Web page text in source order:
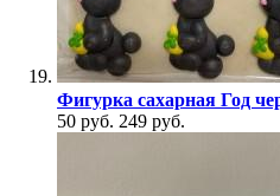
Фигурка сахарная Год
50 руб. 249 руб.